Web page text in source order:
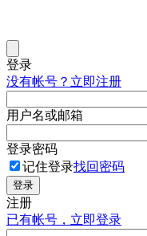
登录
没有帐号？立即注册
用户名或邮箱
登录密码
记住登录找回密码
登录
注册
已有帐号，立即登录